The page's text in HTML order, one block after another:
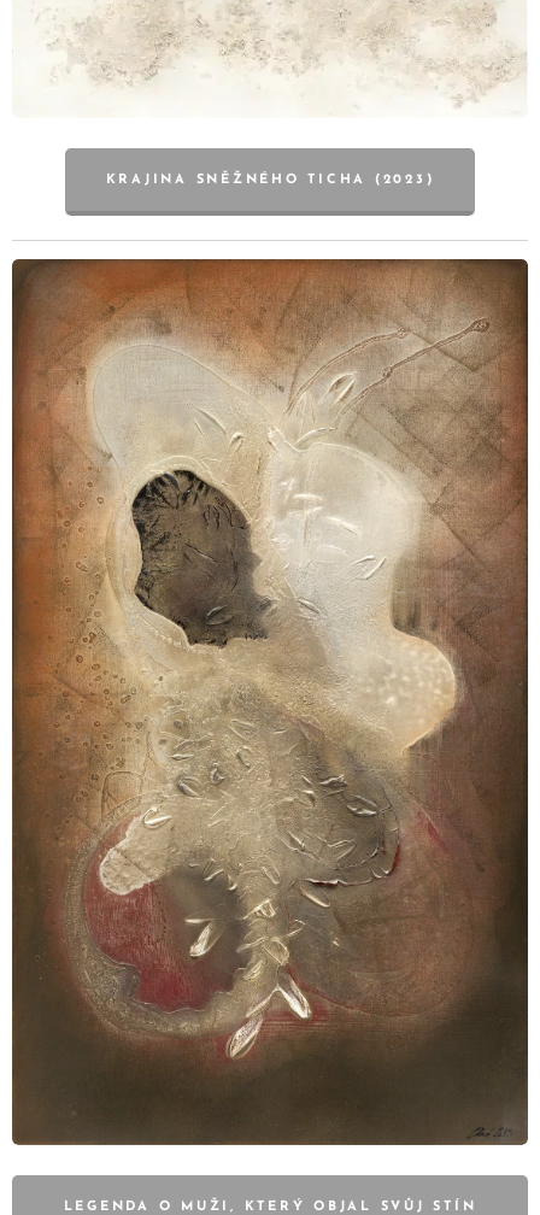
KRAJINA SNĚŽNÉHO TICHA (2023)
LEGENDA O MUŽI, KTERÝ OBJAL SVŮJ STÍN